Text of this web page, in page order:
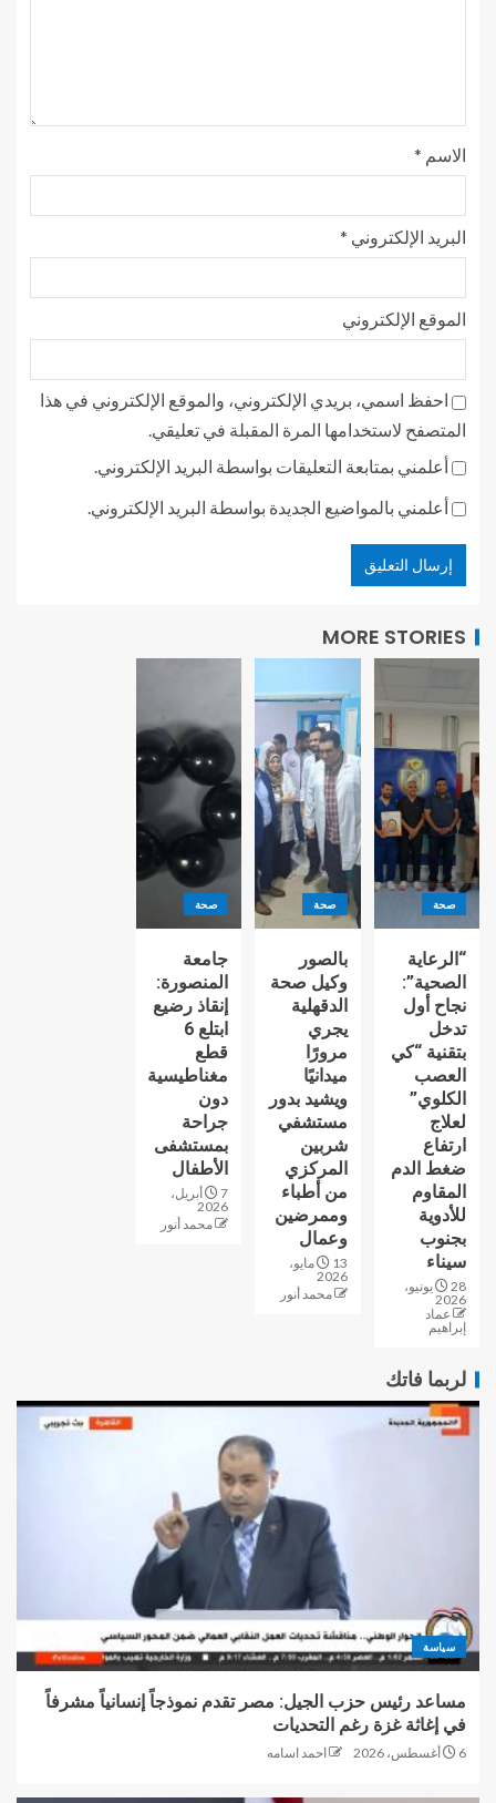
الاسم *
البريد الإلكتروني *
الموقع الإلكتروني
احفظ اسمي، بريدي الإلكتروني، والموقع الإلكتروني في هذا
المتصفح لاستخدامها المرة المقبلة في تعليقي.
أعلمني بمتابعة التعليقات بواسطة البريد الإلكتروني.
أعلمني بالمواضيع الجديدة بواسطة البريد الإلكتروني.
MORE STORIES
صحة
“الرعاية
الصحية”:
نجاح أول
تدخل
بتقنية “كي
العصب
الكلوي”
لعلاج
ارتفاع
ضغط الدم
المقاوم
للأدوية
بجنوب
سيناء
28 يونيو،
2026
عماد
إبراهيم
صحة
بالصور
وكيل صحة
الدقهلية
يجري
مرورًا
ميدانيًا
ويشيد بدور
مستشفي
شربين
المركزي
من أطباء
وممرضين
وعمال
13 مايو،
2026
محمد أنور
صحة
جامعة
المنصورة:
إنقاذ رضيع
ابتلع 6
قطع
مغناطيسية
دون
جراحة
بمستشفى
الأطفال
7 أبريل،
2026
محمد أنور
لربما فاتك
سياسة
مساعد رئيس حزب الجيل: مصر تقدم نموذجاً إنسانياً مشرفاً
في إغاثة غزة رغم التحديات
6 أغسطس، 2026 احمد اسامه